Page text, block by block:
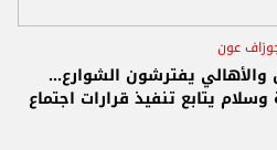
عون
يفترشون الشوارع...
يتابع تنفيذ قرارات اجتماع